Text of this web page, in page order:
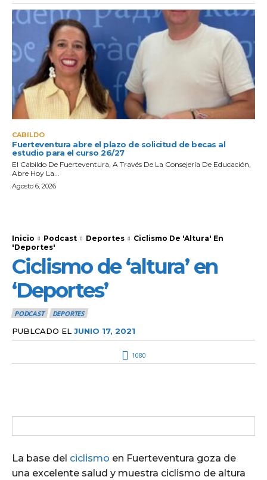
CABILDO
Fuerteventura abre el plazo de solicitud de becas al
estudio para el curso 26/27
El Cabildo De Fuerteventura, A Través De La Consejería De Educación,
Abre Hoy La...
Agosto 6, 2026